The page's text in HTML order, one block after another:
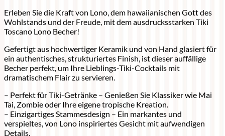
Erleben Sie die Kraft von Lono, dem hawaiianischen Gott des
Wohlstands und der Freude, mit dem ausdrucksstarken Tiki
Toscano Lono Becher!
Gefertigt aus hochwertiger Keramik und von Hand glasiert für
ein authentisches, strukturiertes Finish, ist dieser auffällige
Becher perfekt, um Ihre Lieblings-Tiki-Cocktails mit
dramatischem Flair zu servieren.
– Perfekt für Tiki-Getränke – Genießen Sie Klassiker wie Mai
Tai, Zombie oder Ihre eigene tropische Kreation.
– Einzigartiges Stammesdesign – Ein markantes und
verspieltes, von Lono inspiriertes Gesicht mit aufwendigen
Details.